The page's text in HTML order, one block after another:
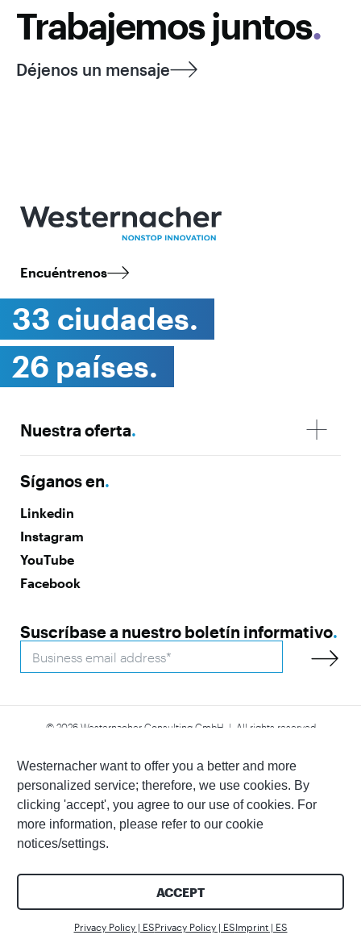
Westernacher want to offer you a better and more
personalized service; therefore, we use cookies. By
clicking 'accept', you agree to our use of cookies. For
more information, please refer to our cookie
notices/settings.
ACCEPT
Privacy Policy | ESPrivacy Policy | ESImprint | ES
Trabajemos juntos.
Déjenos un mensaje
Encuéntrenos
33 ciudades.
26 países.
Nuestra oferta.
Síganos en.
Linkedin
Instagram
YouTube
Facebook
Suscríbase a nuestro boletín informativo.
© 2026 Westernacher Consulting GmbH | All rights reserved
Whistleblower
Contáctenos